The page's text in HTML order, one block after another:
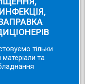
тільки
матеріали та